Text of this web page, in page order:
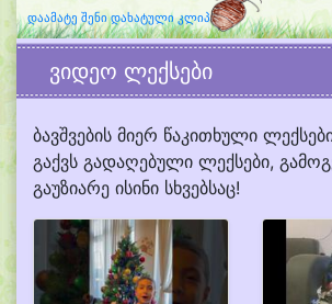
დაამატე შენი დახატული კლიპარტი
ვიდეო ლექსები
ბავშვების მიერ წაკითხული
გაქვს გადაღებული ლექსები,
გაუზიარე ისინი სხვებსაც!